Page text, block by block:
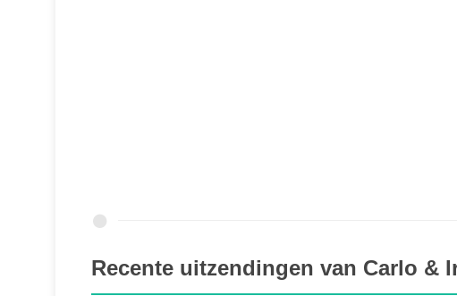
Recente uitzendingen van Carlo &